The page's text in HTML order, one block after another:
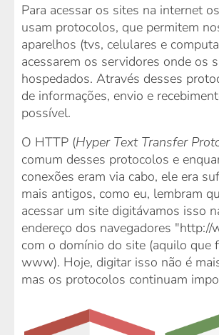
Para acessar os sites na internet
usam protocolos, que permitem
aparelhos (tvs, celulares e
acessarem os servidores onde os
hospedados. Através desses
de informações, envio e
possível.
O HTTP (Hyper Text Transfer
comum desses protocolos e
conexões eram via cabo, ele era
mais antigos, como eu, lembram
acessar um site digitávamos isso
endereço dos navegadores
com o domínio do site (aquilo que
www). Hoje, digitar isso não é
mas os protocolos continuam